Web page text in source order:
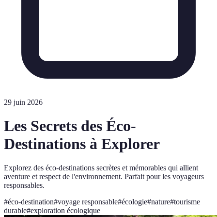
29 juin 2026
Les Secrets des Éco-
Destinations à Explorer
Explorez des éco-destinations secrètes et mémorables qui allient
aventure et respect de l'environnement. Parfait pour les voyageurs
responsables.
#éco-destination#voyage responsable#écologie#nature#tourisme
durable#exploration écologique